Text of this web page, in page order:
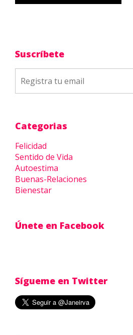
Suscríbete
Categorias
Felicidad
Sentido de Vida
Autoestima
Buenas-Relaciones
Bienestar
Únete en Facebook
Sígueme en Twitter